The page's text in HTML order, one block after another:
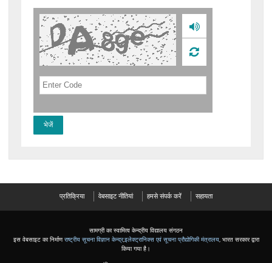
प्रतिक्रिया वेबसाइट नीतियां हमसे संपर्क करें सहायता
सामग्री का स्वामित्व केन्द्रीय विद्यालय संगठन
इस वेबसाइट का निर्माणराष्ट्रीय सूचना विज्ञान केन्द्र,इलेक्ट्रानिक्स एवं सूचना प्रौद्योगिकी मंत्रालय, भारत सरकार द्वारा
किया गया है।